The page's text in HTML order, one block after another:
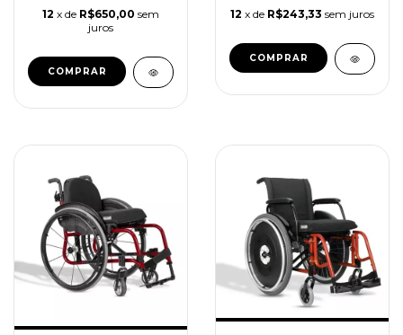
12 x de R$650,00 sem
juros
COMPRAR
12 x de R$243,33 sem juros
COMPRAR